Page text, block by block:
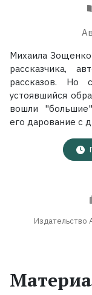
Михаила
рассказчика,
рассказов. Но
устоявшийся
вошли
его дарование с
Издательство